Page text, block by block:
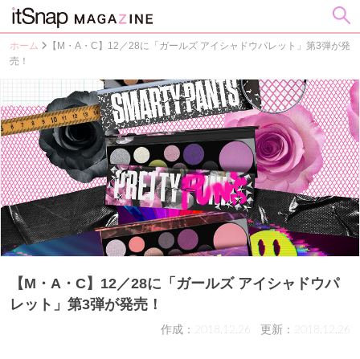
ホーム
【M・A・C】12／28に「ガールズ アイシャドウパレット」第3弾が発
売！
【M・A・C】12／28に「ガールズ アイシャドウパ
レット」第3弾が発売！
作成：2018.12.26 更新：2018.12.26